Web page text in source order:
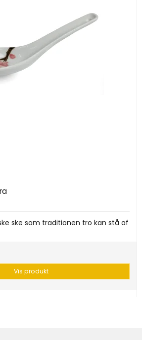
ske som traditionen tro kan stå af
Vis produkt